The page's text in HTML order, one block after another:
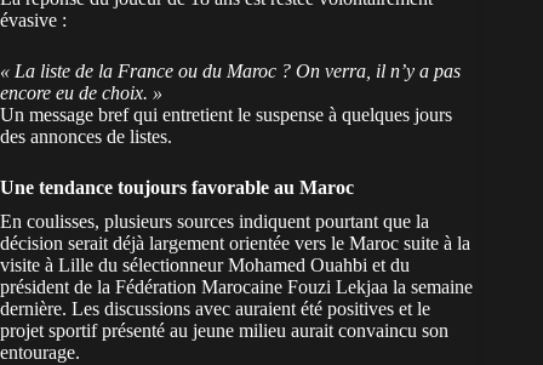
évasive :
« La liste de la France ou du Maroc ? On verra, il n’y a pas
encore eu de choix. »
Un message bref qui entretient le suspense à quelques jours
des annonces de listes.
Une tendance toujours favorable au Maroc
En coulisses, plusieurs sources indiquent pourtant que la
décision serait déjà largement orientée vers le Maroc suite à la
visite à Lille du sélectionneur Mohamed Ouahbi et du
président de la Fédération Marocaine Fouzi Lekjaa la semaine
dernière. Les discussions avec auraient été positives et le
projet sportif présenté au jeune milieu aurait convaincu son
entourage.